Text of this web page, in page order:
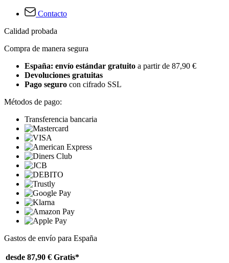
Contacto
Calidad probada
Compra de manera segura
España: envío estándar gratuito a partir de 87,90 €
Devoluciones gratuitas
Pago seguro con cifrado SSL
Métodos de pago:
Transferencia bancaria
Gastos de envío para España
desde 87,90 € Gratis*